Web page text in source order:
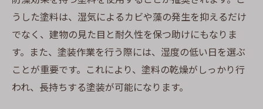
うした塗料は、湿気によるカビや藻の発生を抑えるだけ
でなく、建物の見た目と耐久性を保つ助けにもなりま
す。また、塗装作業を行う際には、湿度の低い日を選ぶ
ことが重要です。これにより、塗料の乾燥がしっかり行
われ、長持ちする塗装が可能になります。